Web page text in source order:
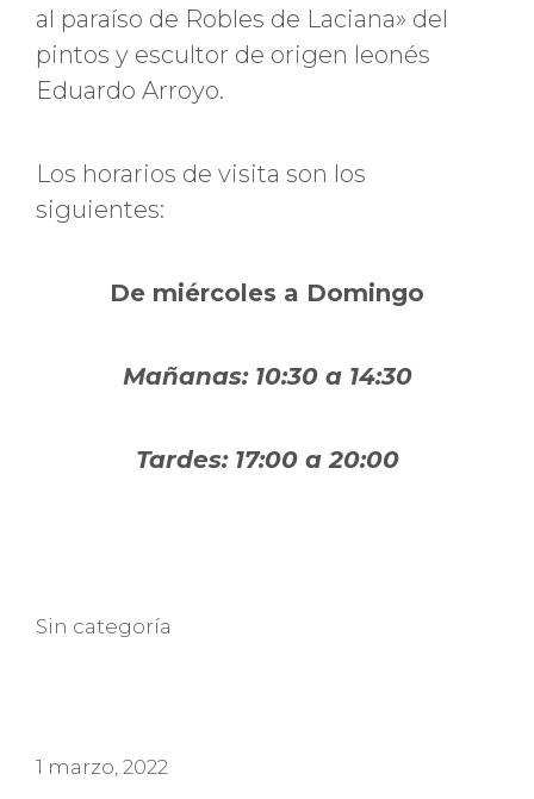
al paraíso de Robles de Laciana» del
pintos y escultor de origen leonés
Eduardo Arroyo.
Los horarios de visita son los
siguientes:
De miércoles a Domingo
Mañanas: 10:30 a 14:30
Tardes: 17:00 a 20:00
Categorías
Sin categoría
1 marzo, 2022